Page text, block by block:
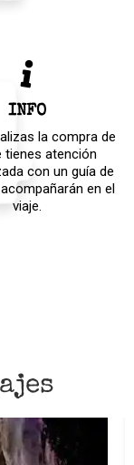
INFO
la compra de
tienes atención
con un guía de
en el
viaje.